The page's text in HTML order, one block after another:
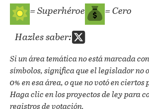
= Superhéroe
= Cero
Hazles saber:
Si un área temática no está marcada
símbolos, significa que el legislador no
0% en esa área, o que no votó en ciertos
Haga clic en los proyectos de ley para
registros de votación.